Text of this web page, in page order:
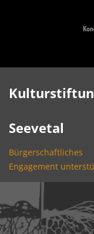
Seevetal
Bürgerschaftliches
Engagement